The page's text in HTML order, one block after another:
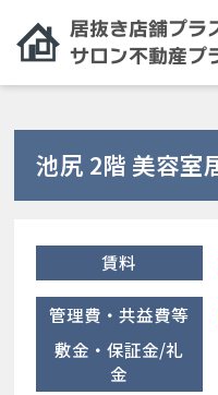
池尻 2階 美容室
賃料
管理費・共益費等
敷金・保証金/礼
金